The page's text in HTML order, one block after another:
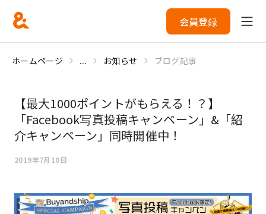
会員登録
ホームページ ... お知らせ ブログ記事
【最大1000ポイントがもらえる！？】
「Facebook写真投稿キャンペーン」&「紹
介キャンペーン」同時開催中！
2019年7月10日